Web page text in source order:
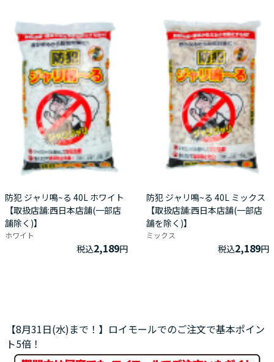
防犯 ジャリ鳴~る 40L ホワイト
【取扱店舗:西日本店舗(一部店
舗除く)】
ホワイト
税込2,189円
防犯 ジャリ鳴~る 40L ミックス
【取扱店舗:西日本店舗(一部店
舗を除く)】
ミックス
税込2,189円
【8月31日(水)まで！】ロイモールでのご注文で基本ポイン
ト5倍！